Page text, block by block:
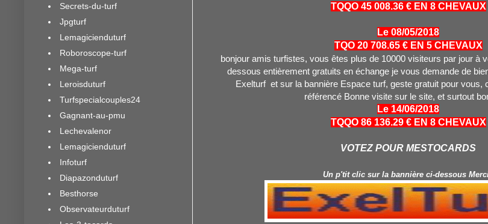
TQQO 45 008.36 € EN 8 CHEVAUX
Le 08/05/2018
TQO 20 708.65 € EN 5 CHEVAUX
bonjour amis turfistes, vous êtes plus de 10000 visiteurs par jour à
dessous entièrement gratuits en échange je vous demande de
Exelturf et sur la bannière Espace turf, geste gratuit pour vous,
référencé Bonne visite sur le site, et surtout
Le 14/06/2018
TQQO 86 136.29 € EN 8 CHEVAUX
VOTEZ POUR MESTOCARDS
Un p'tit clic sur la bannière ci-dessous
Secrets-du-turf
Jpgturf
Lemagicienduturf
Roboroscope-turf
Mega-turf
Leroisduturf
Turfspecialcouples24
Gagnant-au-pmu
Lechevalenor
Lemagicienduturf
Infoturf
Diapazonduturf
Besthorse
Observateurduturf